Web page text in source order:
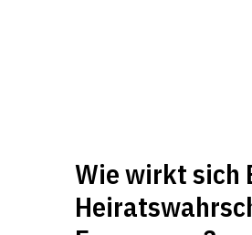
Wie wirkt sich